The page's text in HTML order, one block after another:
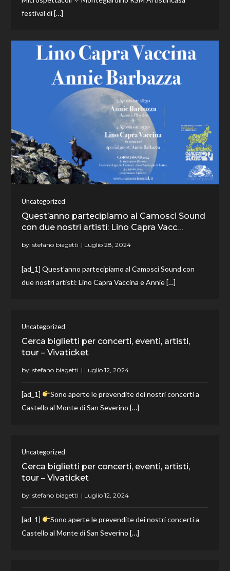
festival di […]
Uncategorized
Quest’anno partecipiamo al Camosci Sound
con due nostri artisti: Lino Capra Vacc…
by:stefano biagetti
[ad_1] Quest’anno partecipiamo al Camosci Sound con
due nostri artisti: Lino Capra Vaccina e Annie […]
Uncategorized
Cerca biglietti per concerti, eventi, artisti,
tour – Vivaticket
by:stefano biagetti
[ad_1]
Sono aperte le prevendite dei nostri concerti a
Castello al Monte di San Severino […]
Uncategorized
Cerca biglietti per concerti, eventi, artisti,
tour – Vivaticket
by:stefano biagetti
[ad_1]
Sono aperte le prevendite dei nostri concerti a
Castello al Monte di San Severino […]